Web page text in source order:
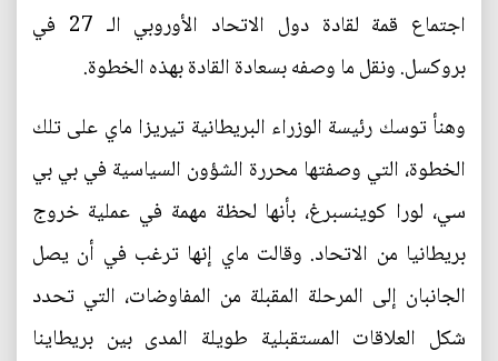
اجتماع قمة لقادة دول الاتحاد الأوروبي الـ 27 في
بروكسل. ونقل ما وصفه بسعادة القادة بهذه الخطوة.
وهنأ توسك رئيسة الوزراء البريطانية تيريزا ماي على تلك
الخطوة، التي وصفتها محررة الشؤون السياسية في بي بي
سي، لورا كوينسبرغ، بأنها لحظة مهمة في عملية خروج
بريطانيا من الاتحاد. وقالت ماي إنها ترغب في أن يصل
الجانبان إلى المرحلة المقبلة من المفاوضات، التي تحدد
شكل العلاقات المستقبلية طويلة المدى بين بريطاينا